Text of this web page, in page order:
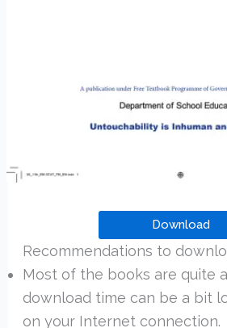
Download
Recommendations to
Most of the books are quite
download time can be a bit
on your Internet connection.